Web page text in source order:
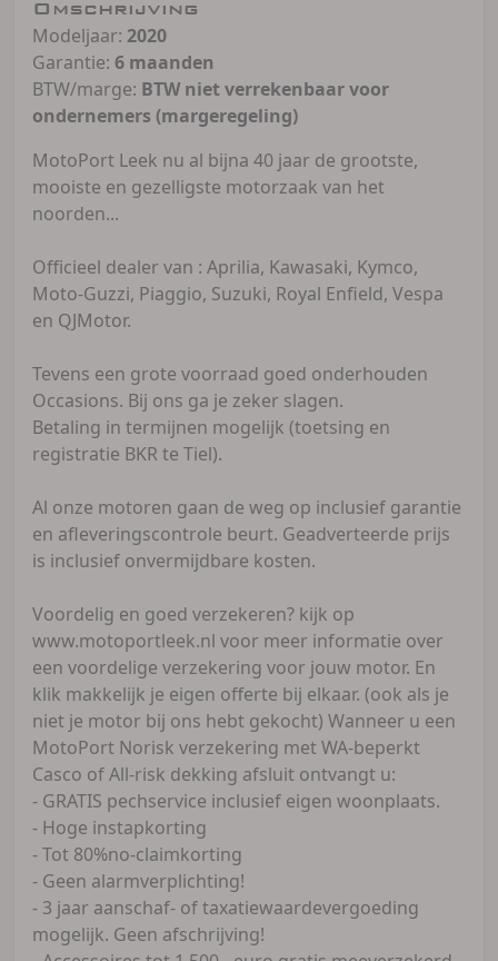
Omschrijving
Modeljaar: 2020
Garantie: 6 maanden
BTW/marge: BTW niet verrekenbaar voor
ondernemers (margeregeling)
MotoPort Leek nu al bijna 40 jaar de grootste,
mooiste en gezelligste motorzaak van het
noorden...
Officieel dealer van : Aprilia, Kawasaki, Kymco,
Moto-Guzzi, Piaggio, Suzuki, Royal Enfield, Vespa
en QJMotor.
Tevens een grote voorraad goed onderhouden
Occasions. Bij ons ga je zeker slagen.
Betaling in termijnen mogelijk (toetsing en
registratie BKR te Tiel).
Al onze motoren gaan de weg op inclusief garantie
en afleveringscontrole beurt. Geadverteerde prijs
is inclusief onvermijdbare kosten.
Voordelig en goed verzekeren? kijk op
www.motoportleek.nl voor meer informatie over
een voordelige verzekering voor jouw motor. En
klik makkelijk je eigen offerte bij elkaar. (ook als je
niet je motor bij ons hebt gekocht) Wanneer u een
MotoPort Norisk verzekering met WA-beperkt
Casco of All-risk dekking afsluit ontvangt u:
- GRATIS pechservice inclusief eigen woonplaats.
- Hoge instapkorting
- Tot 80%no-claimkorting
- Geen alarmverplichting!
- 3 jaar aanschaf- of taxatiewaardevergoeding
mogelijk. Geen afschrijving!